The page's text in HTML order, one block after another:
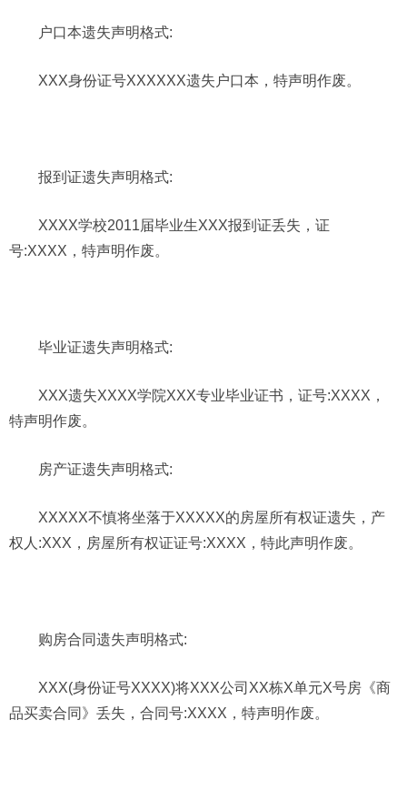
户口本遗失声明格式:
XXX身份证号XXXXXX遗失户口本，特声明作废。
报到证遗失声明格式:
XXXX学校2011届毕业生XXX报到证丢失，证
号:XXXX，特声明作废。
毕业证遗失声明格式:
XXX遗失XXXX学院XXX专业毕业证书，证号:XXXX，
特声明作废。
房产证遗失声明格式:
XXXXX不慎将坐落于XXXXX的房屋所有权证遗失，产
权人:XXX，房屋所有权证证号:XXXX，特此声明作废。
购房合同遗失声明格式:
XXX(身份证号XXXX)将XXX公司XX栋X单元X号房《商
品买卖合同》丢失，合同号:XXXX，特声明作废。